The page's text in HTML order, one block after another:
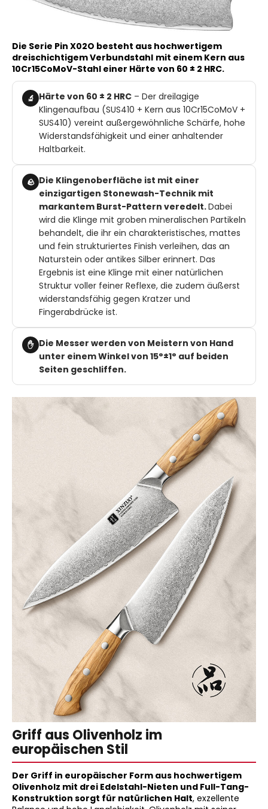
Die Serie Pin X02O besteht aus hochwertigem
dreischichtigem Verbundstahl mit einem Kern aus
10Cr15CoMoV-Stahl einer Härte von 60 ± 2 HRC.
🔬 Härte von 60 ± 2 HRC – Der dreilagige
Klingenaufbau (SUS410 + Kern aus 10Cr15CoMoV +
SUS410) vereint außergewöhnliche Schärfe, hohe
Widerstandsfähigkeit und einer anhaltender
Haltbarkeit.
🪨 Die Klingenoberfläche ist mit einer
einzigartigen Stonewash-Technik mit
markantem Burst-Pattern veredelt.Dabei
wird die Klinge mit groben mineralischen Partikeln
behandelt, die ihr ein charakteristisches, mattes
und fein strukturiertes Finish verleihen, das an
Naturstein oder antikes Silber erinnert. Das
Ergebnis ist eine Klinge mit einer natürlichen
Struktur voller feiner Reflexe, die zudem äußerst
widerstandsfähig gegen Kratzer und
Fingerabdrücke ist.
✋ Die Messer werden von Meistern von Hand
unter einem Winkel von 15°±1° auf beiden
Seiten geschliffen.
Griff aus Olivenholz im
europäischen Stil
Der Griff in europäischer Form aus hochwertigem
Olivenholz mit drei Edelstahl-Nieten und Full-Tang-
Konstruktion sorgt für natürlichen Halt, exzellente